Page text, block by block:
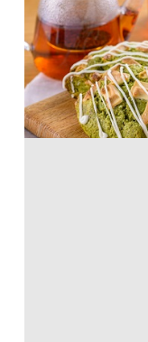
ホワイトチョ
ホットケーキミック